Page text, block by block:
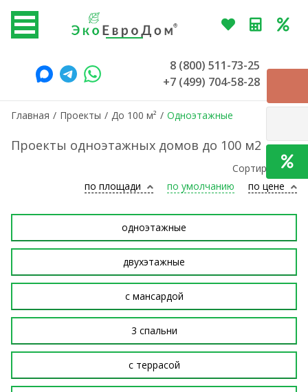
8 (800) 511-73-25
+7 (499) 704-58-28
Главная / Проекты / До 100 м² / Одноэтажные
Проекты одноэтажных домов до 100 м2
Сортировать:
по умолчанию
по площади по цене
одноэтажные
двухэтажные
с мансардой
3 спальни
с террасой